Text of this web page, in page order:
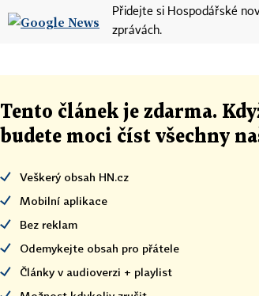
Přidejte si Hospodářské
zprávách.
Tento článek je zdarma.
budete moci číst všechny
Veškerý obsah HN.cz
Mobilní aplikace
Bez reklam
Odemykejte obsah pro přátele
Články v audioverzi + playlist